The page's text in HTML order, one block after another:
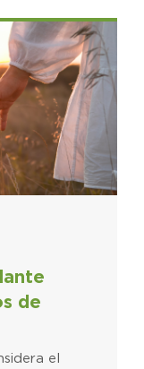
de
el